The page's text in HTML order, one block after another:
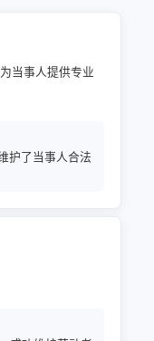
当事人提供专业
护了当事人合法